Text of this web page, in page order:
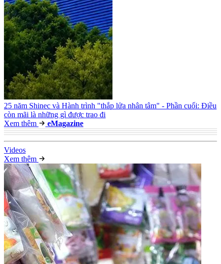
25 năm Shinec và Hành trình "thắp lửa nhân tâm" - Phần cuối: Điều
còn mãi là những gì được trao đi
Xem thêm
eMagazine
Videos
Xem thêm